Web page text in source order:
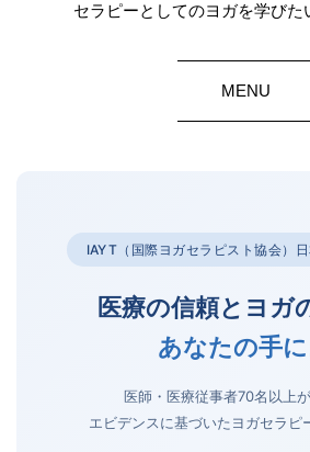
セラピーとしてのヨガを学びた
MENU
IAYT（国際ヨガセラピスト協会）
医療の信頼とヨガ
あなたの手に
医師・医療従事者70名以上
エビデンスに基づいたヨガセラピ